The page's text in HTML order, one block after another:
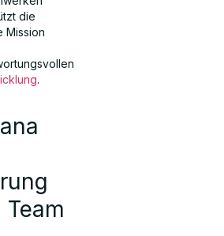
die
Mission
.
Team